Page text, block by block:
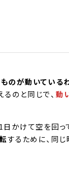
のが動いている
のと同じで、動
日かけて空を回っ
するために、同